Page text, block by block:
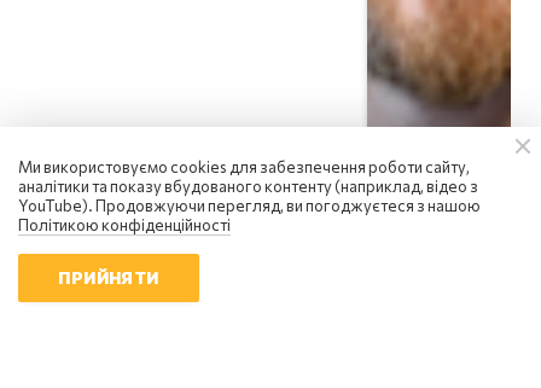
Ми використовуємо cookies для забезпечення роботи сайту,
аналітики та показу вбудованого контенту (наприклад, відео з
YouTube). Продовжуючи перегляд, ви погоджуєтеся з нашою
Політикою конфіденційності
ПРИЙНЯТИ